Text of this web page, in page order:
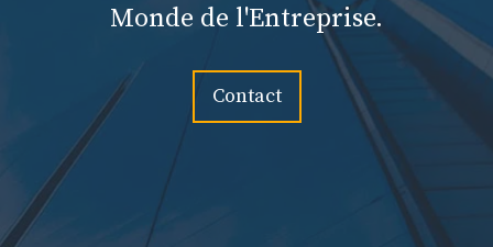
Monde de l'Entreprise.
Contact